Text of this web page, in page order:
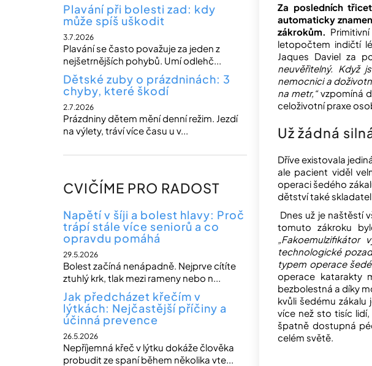
Plavání při bolesti zad: kdy
může spíš uškodit
3.7.2026
Plavání se často považuje za jeden z
nejšetrnějších pohybů. Umí odlehč...
Dětské zuby o prázdninách: 3
chyby, které škodí
2.7.2026
Prázdniny dětem mění denní režim. Jezdí
na výlety, tráví více času u v...
CVIČÍME PRO RADOST
Napětí v šíji a bolest hlavy: Proč
trápí stále více seniorů a co
opravdu pomáhá
29.5.2026
Bolest začíná nenápadně. Nejprve cítíte
ztuhlý krk, tlak mezi rameny nebo n...
Jak předcházet křečím v
lýtkách: Nejčastější příčiny a
účinná prevence
26.5.2026
Nepříjemná křeč v lýtku dokáže člověka
probudit ze spaní během několika vte...
Za posledních
automaticky
zákrokům.
letopočtem indičtí
Jaques Daviel za
neuvěřitelný. Když
nemocnici a
na metr,“vzpomíná
celoživotní praxe
Už žádná
Dříve existovala
ale pacient viděl
operaci šedého
dětství také skladatel
Dnes už je naštěstí
tomuto zákroku
technologické
typem operace
operace katarakty
bezbolestná a díky
kvůli šedému
více než sto tisíc
špatně dostupná
celém světě.